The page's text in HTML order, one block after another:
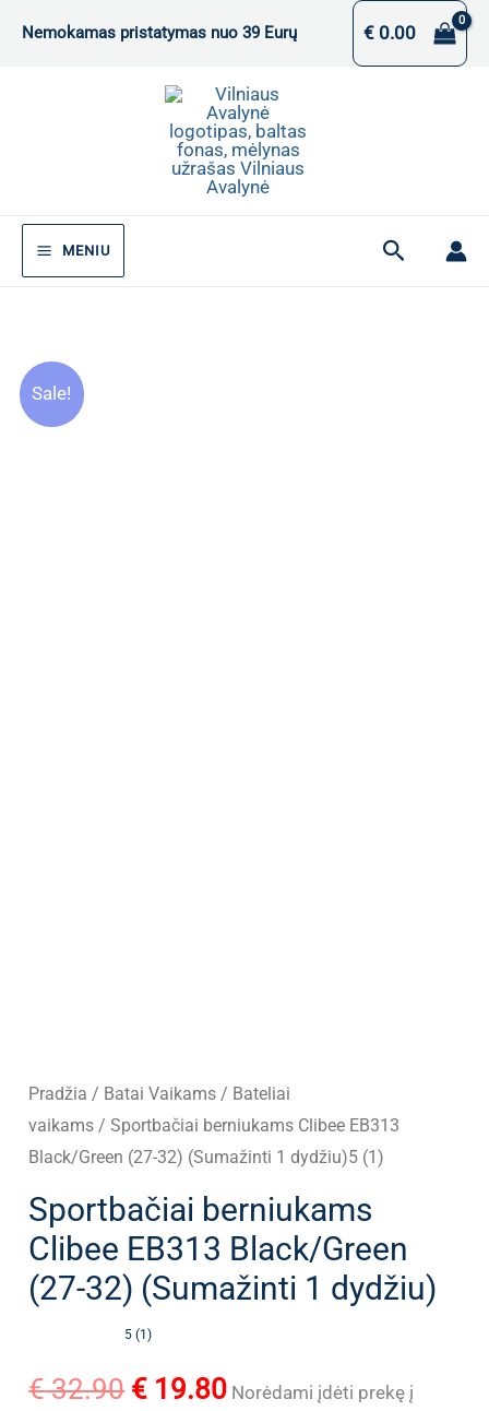
Nemokamas pristatymas nuo 39 Eurų €0.00
MENIU Paieška
Sale!
Pradžia / Batai Vaikams / Bateliai
vaikams / Sportbačiai berniukams Clibee EB313
Black/Green (27-32) (Sumažinti 1 dydžiu)5 (1)
Sportbačiai berniukams
Clibee EB313 Black/Green
(27-32) (Sumažinti 1 dydžiu)
5 (1)
€32.90 Original
€ 19.80Current
Norėdami įdėti prekę į